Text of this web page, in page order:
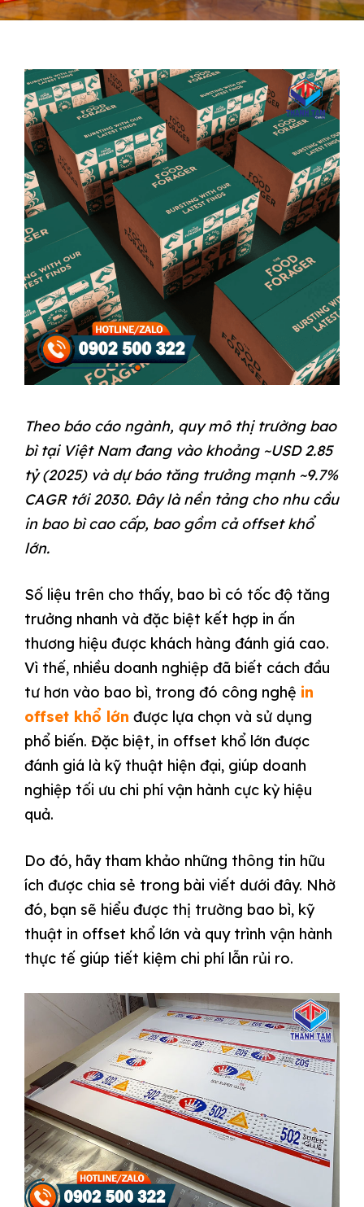
Theo báo cáo ngành, quy mô thị trường bao
bì tại Việt Nam đang vào khoảng ~USD 2.85
tỷ (2025) và dự báo tăng trưởng mạnh ~9.7%
CAGR tới 2030. Đây là nền tảng cho nhu cầu
in bao bì cao cấp, bao gồm cả offset khổ
lớn.
Số liệu trên cho thấy, bao bì có tốc độ tăng
trưởng nhanh và đặc biệt kết hợp in ấn
thương hiệu được khách hàng đánh giá cao.
Vì thế, nhiều doanh nghiệp đã biết cách đầu
tư hơn vào bao bì, trong đó công nghệ in
offset khổ lớn được lựa chọn và sử dụng
phổ biến. Đặc biệt, in offset khổ lớn được
đánh giá là kỹ thuật hiện đại, giúp doanh
nghiệp tối ưu chi phí vận hành cực kỳ hiệu
quả.
Do đó, hãy tham khảo những thông tin hữu
ích được chia sẻ trong bài viết dưới đây. Nhờ
đó, bạn sẽ hiểu được thị trường bao bì, kỹ
thuật in offset khổ lớn và quy trình vận hành
thực tế giúp tiết kiệm chi phí lẫn rủi ro.